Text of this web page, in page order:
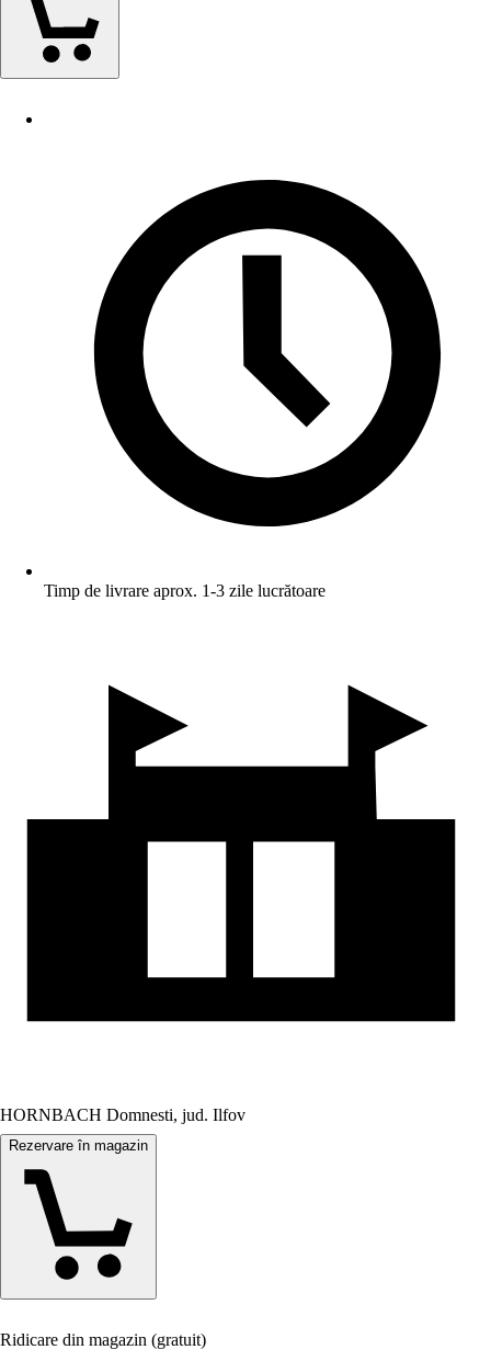
Timp de livrare aprox. 1-3 zile lucrătoare
HORNBACH Domnesti, jud. Ilfov
Rezervare în magazin
Ridicare din magazin (gratuit)